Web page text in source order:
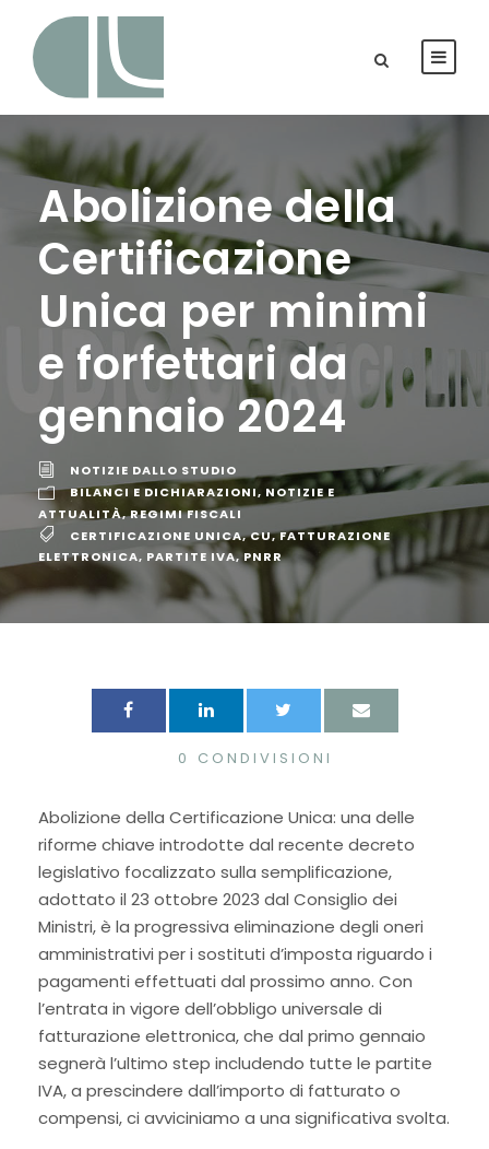
Abolizione della
Certificazione
Unica per minimi
e forfettari da
gennaio 2024
NOTIZIE DALLO STUDIO
BILANCI E DICHIARAZIONI, NOTIZIE E
ATTUALITÀ,REGIMI FISCALI
CERTIFICAZIONE UNICA,CU,FATTURAZIONE
ELETTRONICA, PARTITE IVA,PNRR
0 CONDIVISIONI
Abolizione della Certificazione Unica: una delle
riforme chiave introdotte dal recente decreto
legislativo focalizzato sulla semplificazione,
adottato il 23 ottobre 2023 dal Consiglio dei
Ministri, è la progressiva eliminazione degli oneri
amministrativi per i sostituti d’imposta riguardo i
pagamenti effettuati dal prossimo anno. Con
l’entrata in vigore dell’obbligo universale di
fatturazione elettronica, che dal primo gennaio
segnerà l’ultimo step includendo tutte le partite
IVA, a prescindere dall’importo di fatturato o
compensi, ci avviciniamo a una significativa svolta.